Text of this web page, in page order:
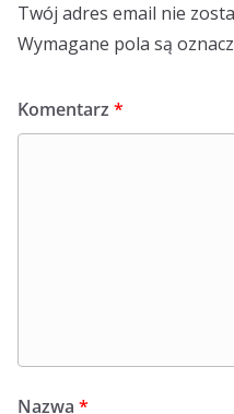
Twój adres email nie
Wymagane pola są
Komentarz *
Nazwa *